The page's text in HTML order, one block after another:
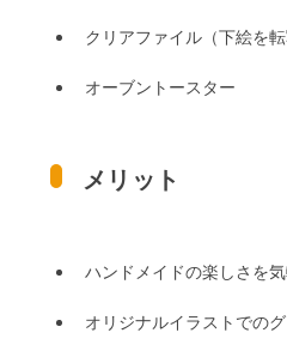
クリアファイル（下絵を転
オーブントースター
メリット
ハンドメイドの楽しさを
オリジナルイラストでの